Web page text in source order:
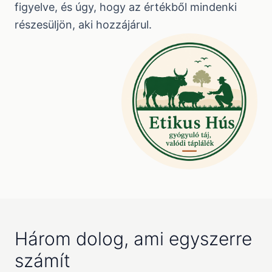
figyelve, és úgy, hogy az értékből mindenki
részesüljön, aki hozzájárul.
Három dolog, ami egyszerre
számít